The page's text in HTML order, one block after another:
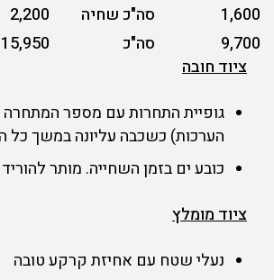
1,600
סה"כ שחיה
2,200
9,700
סה"כ
15,950
ציוד חובה
גופיית התחרות עם מספר
הערכות) כשכבה עליונה במשך כל
כובע ים בזמן השחייה. מותר
ציוד מומלץ
נעלי שטח עם אחיזת קרקע טובה